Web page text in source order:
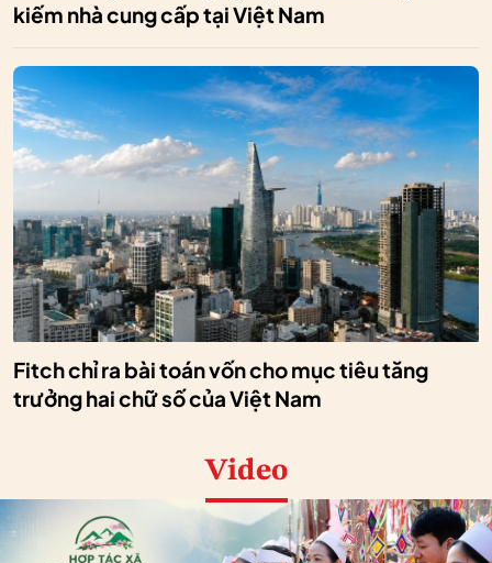
kiếm nhà cung cấp tại Việt Nam
Fitch chỉ ra bài toán vốn cho mục tiêu tăng
trưởng hai chữ số của Việt Nam
Video